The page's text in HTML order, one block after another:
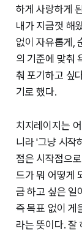
하게 사랑하게
내가 지금껏 해
없이 자유롭게,
의 기준에 맞춰
춰 포기하고 싶
기로 했다.
치지레이지는
니라 '그냥 시작
점은 시작점으
드가 뭐 어떻게
금 하고 싶은 일
즉 목표 없이 게
라는 뜻이다. 잘